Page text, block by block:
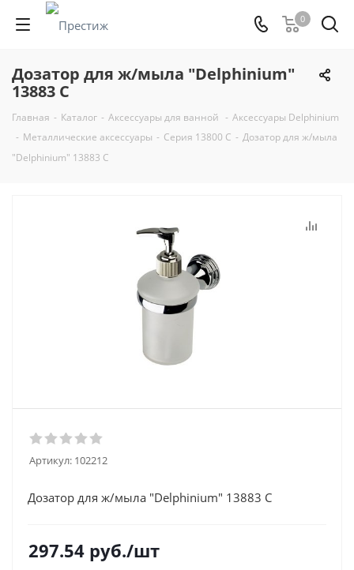
0
Дозатор для ж/мыла "Delphinium"
13883 С
Главная - Каталог - Аксессуары для ванной - Аксессуары Delphinium
- Металлические аксессуары - Серия 13800 С - Дозатор для ж/мыла
"Delphinium" 13883 С
Артикул: 102212
Дозатор для ж/мыла "Delphinium" 13883 С
297.54 руб./шт